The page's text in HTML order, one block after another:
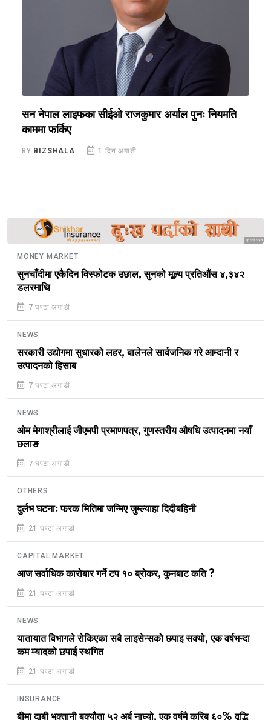
सन नेपाल लाइफका सीईओ राजकुमार अर्याल पुनः नियमति
काममा फर्किए
BY BIZSHALA 1 दिन अगाडी
Sponsored
MONEY MARKET
सुनचाँदीमा एकैदिन विस्फोटक उछाल, सुनको मूल्य प्रतिऔंस ४,३४२
डलरमाथि
7 घण्टा अगाडी
NEWS
सरकारी उद्योगमा सुधारको लहर, बालेनले सार्वजनिक गरे आम्दानी र
उत्पादनको हिसाब
7 घण्टा अगाडी
NEWS
ओम मेगाश्रीलाई जीएमपी प्रमाणपत्र, गुणस्तरीय औषधि उत्पादनमा नयाँ
छलाङ
7 घण्टा अगाडी
OTHERS
दुर्लभ घटनाः फरक मितिमा जन्मिए जुम्ल्याहा दिदीबहिनी
21 घण्टा अगाडी
CAPITAL MARKET
आज सर्वाधिक कारोबार गर्ने टप १० ब्रोकर, कुनबाट कति ?
21 घण्टा अगाडी
NEWS
यातायात विभागले रोकिएका सबै लाइसेन्सको छपाइ सक्यो, एक वर्षभन्दा
कम म्यादको छपाई स्थगित
21 घण्टा अगाडी
INSURANCE
बीमा दाबी भुक्तानी बक्यौता ५२ अर्ब नाघ्यो, एक वर्षमै करिब ६०% वृद्धि